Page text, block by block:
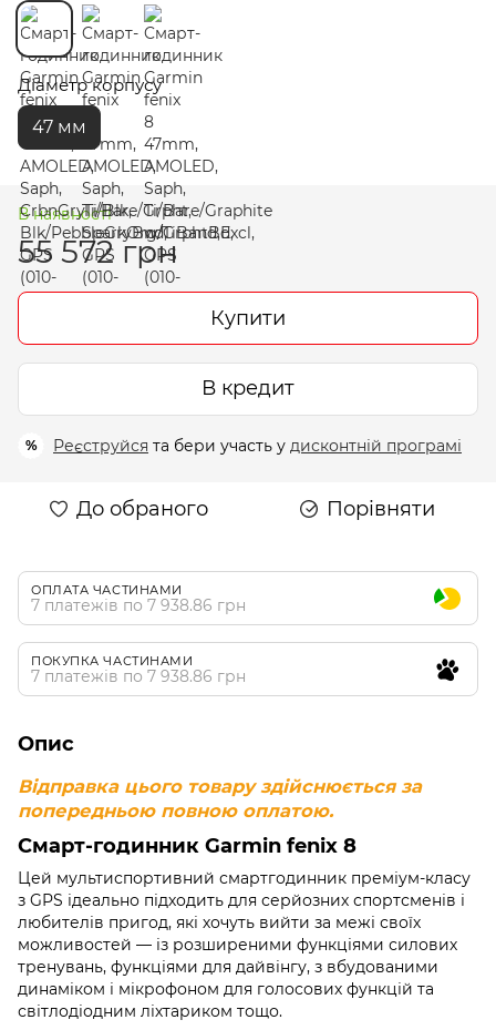
Діаметр корпусу
47 мм
В наявності
55 572 грн
Купити
В кредит
% Реєструйся та бери участь у дисконтній програмі
До обраного Порівняти
ОПЛАТА ЧАСТИНАМИ
7 платежів по 7 938.86 грн
ПОКУПКА ЧАСТИНАМИ
7 платежів по 7 938.86 грн
Опис
Відправка цього товару здійснюється за
попередньою повною оплатою.
Cмарт-годинник Garmin fenix 8
Цей мультиспортивний смартгодинник преміум-класу
з GPS ідеально підходить для серйозних спортсменів і
любителів пригод, які хочуть вийти за межі своїх
можливостей — із розширеними функціями силових
тренувань, функціями для дайвінгу, з вбудованими
динаміком і мікрофоном для голосових функцій та
світлодіодним ліхтариком тощо.